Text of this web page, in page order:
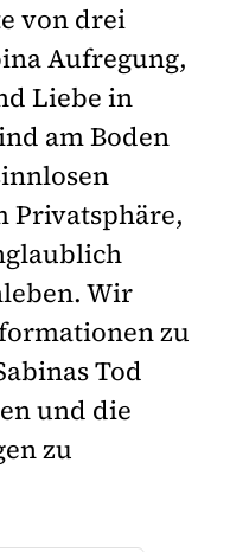
von drei
Aufregung,
Liebe in
am Boden
Privatsphäre,
Wir
zu
Tod
und die
zu